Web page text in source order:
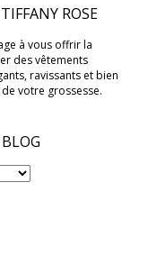
ROSE
à vous offrir la
des vêtements
ravissants et bien
votre grossesse.